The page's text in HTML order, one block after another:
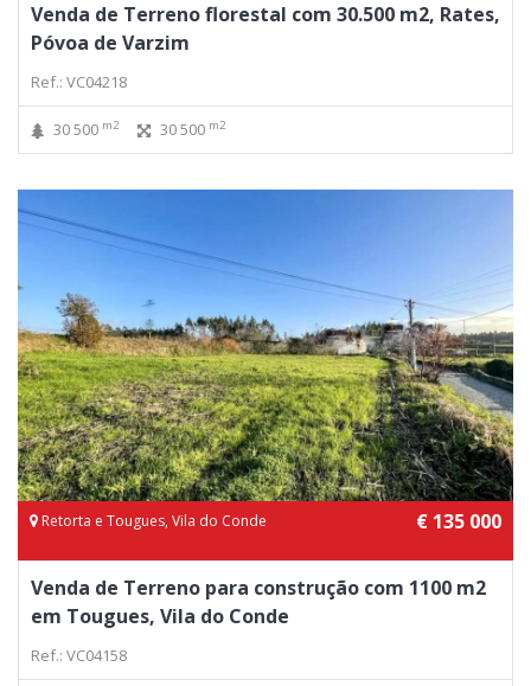
Venda de Terreno florestal com 30.500 m2, Rates,
Póvoa de Varzim
Ref.: VC04218
30 500 m2 30 500 m2
Retorta e Tougues, Vila do Conde € 135 000
Venda de Terreno para construção com 1100 m2
em Tougues, Vila do Conde
Ref.: VC04158